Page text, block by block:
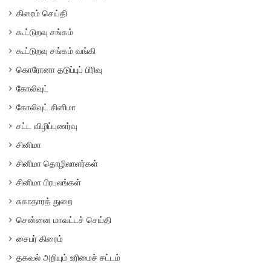
கிரைம் செய்தி
கூட்டுறவு சங்கம்
கூட்டுறவு சங்கம் வங்கி
கொரோனா தடுப்புப் பிரிவு
கோலிவுட்
கோலிவுட் சினிமா
சட்ட விழிப்புணர்வு
சினிமா
சினிமா தொழிலாளர்கள்
சினிமா பிரபலங்கள்
சுகாதாரத் துறை
சென்னை மாவட்டச் செய்தி
சைபர் கிரைம்
தகவல் அறியும் உரிமைச் சட்டம்